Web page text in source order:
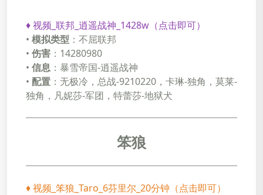
♦视频_联邦_逍遥战神_1428w（点击即可）
• 模拟类型 ：不屈联邦
• 伤害 ：14280980
• 信息 ：暴雪帝国-逍遥战神
• 配置 ：无极冷，总战-9210220，卡琳-独角，莫莱-
独角，凡妮莎-军团，特蕾莎-地狱犬
笨狼
♦视频_笨狼_Taro_6芬里尔_20分钟（点击即可）